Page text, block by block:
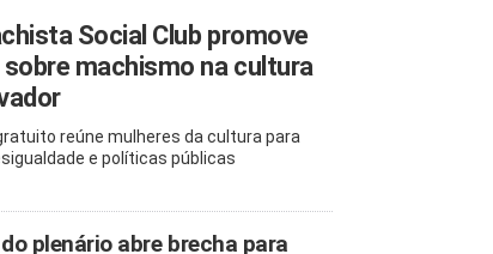
Social Club promove
machismo na cultura
reúne mulheres da cultura para
e políticas públicas
plenário abre brecha para